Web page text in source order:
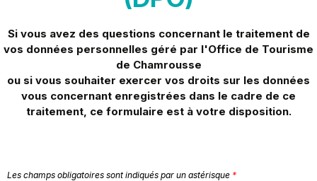
Si vous avez des questions concernant le traitement de
vos données personnelles géré par l'Office de Tourisme
de Chamrousse
ou si vous souhaiter exercer vos droits sur les données
vous concernant enregistrées dans le cadre de ce
traitement, ce formulaire est à votre disposition.
Les champs obligatoires sont indiqués par un astérisque *